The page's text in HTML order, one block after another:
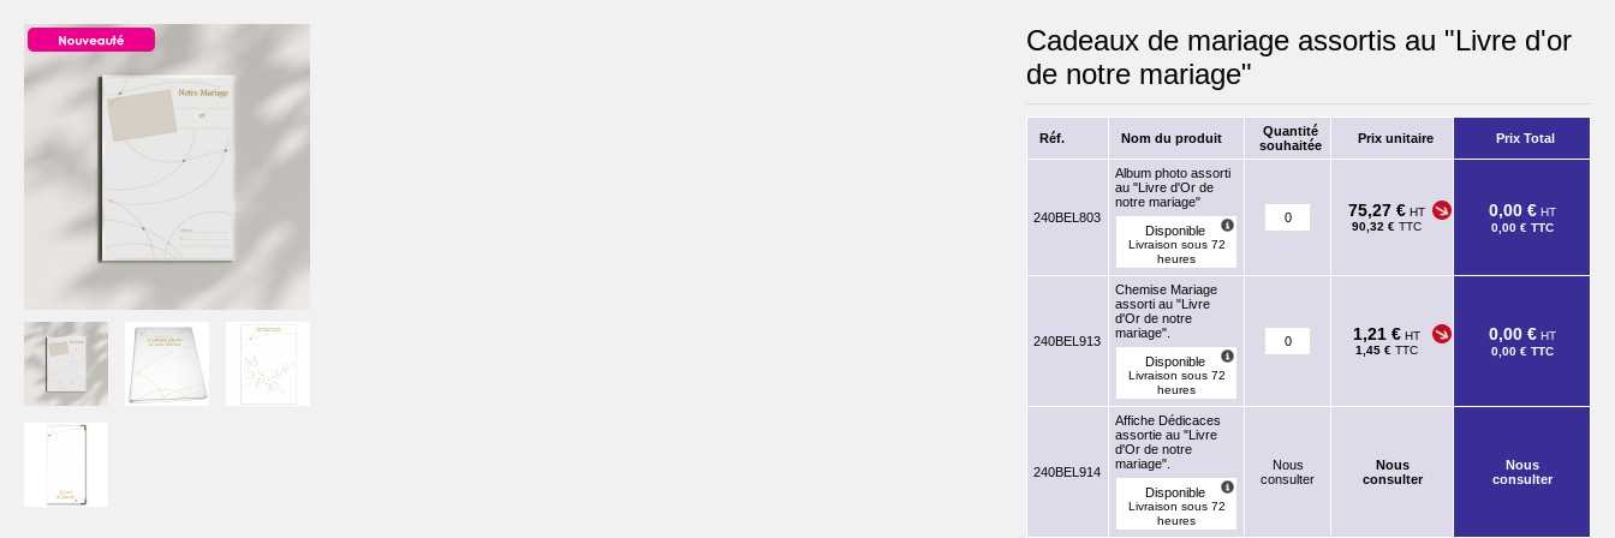
Cadeaux de mariage assortis au "Livre d'or
de notre mariage"
Réf. Nom du produit
Quantité
souhaitée
Prix unitaire Prix Total
240BEL803
Album photo assorti
au "Livre d'Or de
notre mariage"
Disponible
Livraison sous 72
heures
75,27 € HT
90,32 € TTC
0,00 € HT
0,00 € TTC
240BEL913
Chemise Mariage
assorti au "Livre
d'Or de notre
mariage".
Disponible
Livraison sous 72
heures
1,21 € HT
1,45 € TTC
0,00 € HT
0,00 € TTC
240BEL914
Affiche Dédicaces
assortie au "Livre
d'Or de notre
mariage".
Disponible
Livraison sous 72
heures
Nous
consulter
Nous
consulter
Nous
consulter